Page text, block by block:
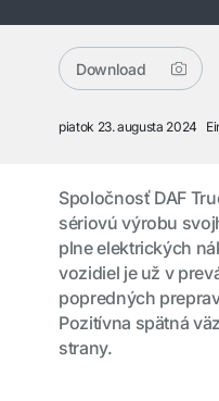
Download
piatok 23. augusta 2024
Spoločnosť DAF
sériovú výrobu
plne elektrických
vozidiel je už v
popredných
Pozitívna spätná
strany.